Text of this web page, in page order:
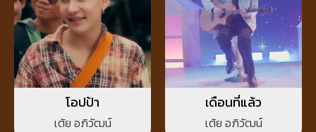
โอปป้า
เต้ย อภิวัฒน์
เดือนที่แล้ว
เต้ย อภิวัฒน์